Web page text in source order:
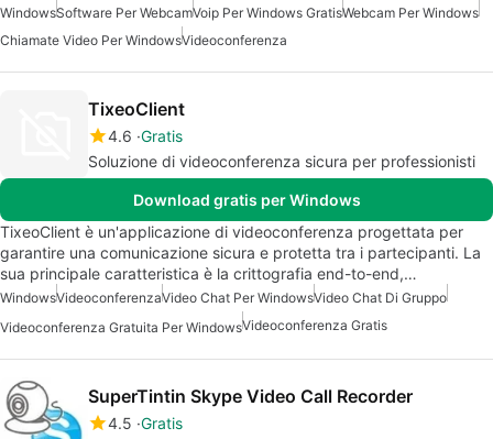
WindowsSoftware Per WebcamVoip Per Windows GratisWebcam Per Windows
Chiamate Video Per WindowsVideoconferenza
TixeoClient
4.6 Gratis
Soluzione di videoconferenza sicura per professionisti
Download gratis per Windows
TixeoClient è un'applicazione di videoconferenza progettata per
garantire una comunicazione sicura e protetta tra i partecipanti. La
sua principale caratteristica è la crittografia end-to-end,…
WindowsVideoconferenzaVideo Chat Per WindowsVideo Chat Di Gruppo
Videoconferenza Gratuita Per WindowsVideoconferenza Gratis
SuperTintin Skype Video Call Recorder
4.5 Gratis